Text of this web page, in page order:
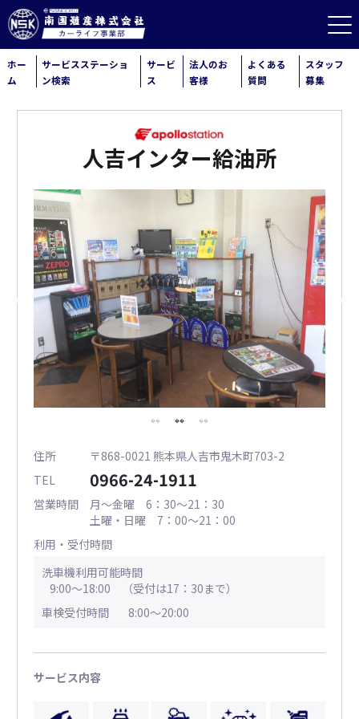
ホー
ム
サービスステーショ
ン検索
サービ
ス
法人のお
客様
よくある
質問
スタッフ
募集
人吉インター給油所
住所
〒868-0021 熊本県人吉市鬼木町703-2
TEL
0966-24-1911
営業時間
月～金曜 6：30～21：30
土曜・日曜 7：00～21：00
利用・受付時間
洗車機利用可能時間
9:00～18:00 （受付は17：30まで）
車検受付時間
8:00～20:00
サービス内容